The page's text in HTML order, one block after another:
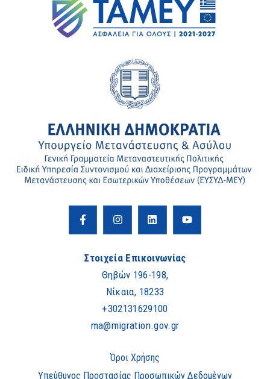
Στοιχεία Επικοινωνίας
Θηβών 196-198,
Νίκαια, 18233
+302131629100
ma@migration.gov.gr
Όροι Χρήσης
Υπεύθυνος Προστασίας Προσωπικών Δεδομένων